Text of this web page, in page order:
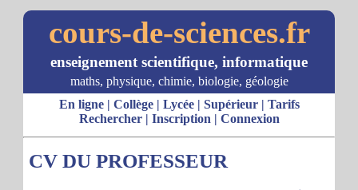
cours-de-sciences.fr
enseignement scientifique, informatique
maths, physique, chimie, biologie, géologie
En ligne| Collège| Lycée| Supérieur| Tarifs
Rechercher| Inscription | Connexion
CV DU PROFESSEUR